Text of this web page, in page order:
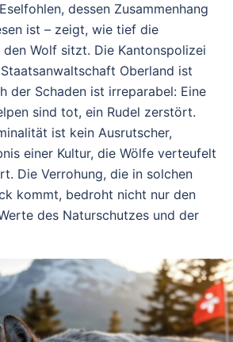
dessen Zusammenhang
ist – zeigt, wie tief die
den Wolf sitzt. Die Kantonspolizei
Oberland ist
der Schaden ist irreparabel: Eine
sind tot, ein Rudel zerstört.
ist kein Ausrutscher,
einer Kultur, die Wölfe verteufelt
Die Verrohung, die in solchen
kommt, bedroht nicht nur den
des Naturschutzes und der